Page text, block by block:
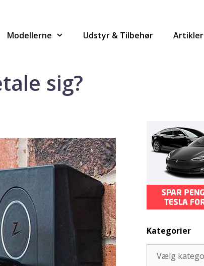
Modellerne Udstyr & Tilbehør Artikler
sig?
Kategorier